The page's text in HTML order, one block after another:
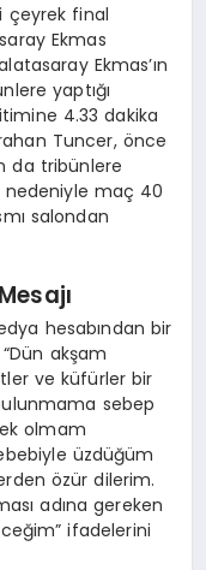
çeyrek final
Ekmas
Ekmas’ın
yaptığı
4.33 dakika
Tuncer, önce
da tribünlere
nedeniyle maç 40
salondan
hesabından bir
akşam
ve küfürler bir
sebep
olmam
üzdüğüm
özür dilerim.
adına gereken
ifadelerini